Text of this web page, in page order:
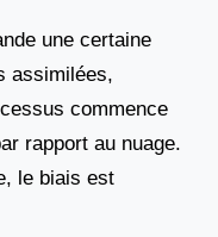
une certaine
assimilées,
commence
rapport au nuage.
le biais est